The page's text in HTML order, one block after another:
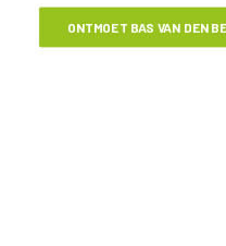
ONTMOET BAS VAN DEN